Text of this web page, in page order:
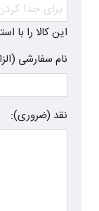
این کالا را با
نام سفارشی
نقد (ضروری):